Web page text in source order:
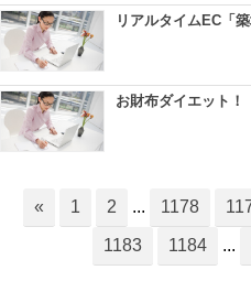
リアルタイムEC「
お財布ダイエット
« 1 2 ... 1178
1183 1184 ...